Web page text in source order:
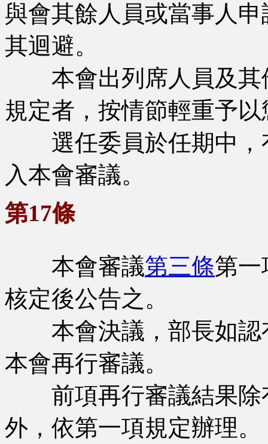
與會其餘人員或當事人
其迴避。
本會出列席人員及其
規定者，按情節輕重予以
選任委員於任期中，
入本會審議。
第17條
本會審議第三條第一
核定後公告之。
本會決議，部長如認
本會再行審議。
前項再行審議結果除
外，依第一項規定辦理。